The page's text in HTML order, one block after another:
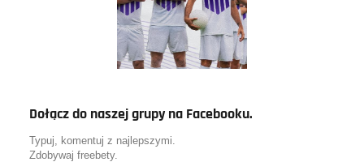
Dołącz do naszej grupy na Facebooku.
Typuj, komentuj z najlepszymi.
Zdobywaj freebety.